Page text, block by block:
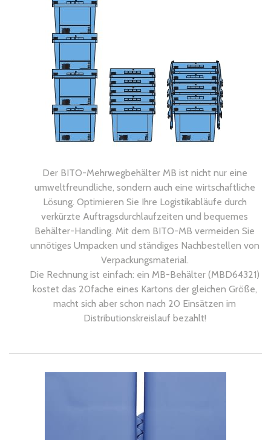
Der BITO-Mehrwegbehälter MB ist nicht nur eine
umweltfreundliche, sondern auch eine wirtschaftliche
Lösung. Optimieren Sie Ihre Logistikabläufe durch
verkürzte Auftragsdurchlaufzeiten und bequemes
Behälter-Handling. Mit dem BITO-MB vermeiden Sie
unnötiges Umpacken und ständiges Nachbestellen von
Verpackungsmaterial.
Die Rechnung ist einfach: ein MB-Behälter (MBD64321)
kostet das 20fache eines Kartons der gleichen Größe,
macht sich aber schon nach 20 Einsätzen im
Distributionskreislauf bezahlt!